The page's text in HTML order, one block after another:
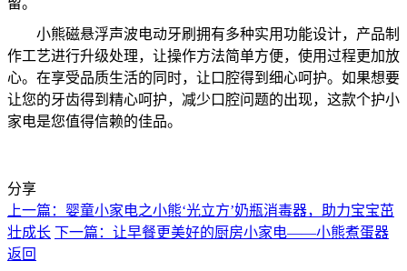
留。
小熊磁悬浮声波电动牙刷拥有多种实用功能设计，产品制
作工艺进行升级处理，让操作方法简单方便，使用过程更加放
心。在享受品质生活的同时，让口腔得到细心呵护。如果想要
让您的牙齿得到精心呵护，减少口腔问题的出现，这款个护小
家电是您值得信赖的佳品。
分享
上一篇：婴童小家电之小熊‘光立方’奶瓶消毒器，助力宝宝茁
壮成长 下一篇：让早餐更美好的厨房小家电——小熊煮蛋器
返回